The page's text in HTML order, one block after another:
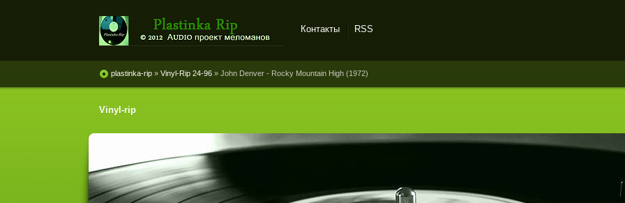
винила и магнитоальбомов
Контакты RSS
plastinka-rip » Vinyl-Rip 24-96 » John Denver - Rocky Mountain High (1972)
Vinyl-rip